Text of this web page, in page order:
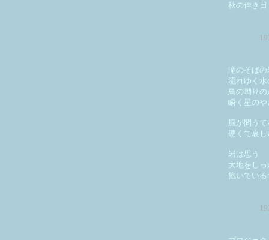
秋の佳き日
滝のそば
流れゆく
鳥の囀り
瞬く星の
風が問うて
硬くて哀
岩は思う
大地をし
抱いてい